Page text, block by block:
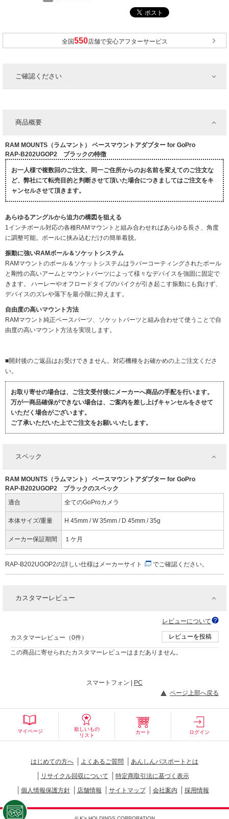
全国 店舗で安心アフターサービス
ご確認ください
商品概要
RAM MOUNTS（ラムマント） ベースマウントアダプター for GoPro
RAP-B202UGOP2 ブラックの特徴
お一人様で複数回のご注文、同一ご住所からのお名前を変えてのご注文な
ど、弊社にて転売目的と判断させて頂いた場合につきましてはご注文をキ
ャンセルさせて頂きます。
あらゆるアングルから迫力の構図を狙える
1インチボール対応の各種RAMマウントと組み合わせればあらゆる長さ、角度
に調整可能。ボールに挟み込むだけの簡単着脱。
振動に強いRAMボール＆ソケットシステム
RAMマウントのボール＆ソケットシステムはラバーコーティングされたボール
と剛性の高いアームとマウントパーツによって様々なデバイスを強固に固定で
きます。 ハーレーやオフロードタイプのバイクが引き起こす振動にも負けず、
デバイスのズレや落下を最小限に抑えます。
自由度の高いマウント方法
RAMマウント純正ベースパーツ、ソケットパーツと組み合わせて使うことで自
由度の高いマウント方法を実現します。
■開封後のご返品はお受けできません。対応機種をお確かめの上ご注文くださ
い。
お取り寄せの場合は、ご注文受付後にメーカーへ商品の手配を行います。
万が一商品確保ができない場合は、ご案内を差し上げキャンセルをさせて
いただく場合がございます。
ご了承いただいた上でご注文をお願いいたします。
スペック
RAM MOUNTS（ラムマント） ベースマウントアダプター for GoPro
RAP-B202UGOP2 ブラックのスペック
適合
全てのGoProカメラ
本体サイズ/重量 H 45mm / W 35mm / D 45mm / 35g
メーカー保証期間 １ケ月
RAP-B202UGOP2の詳しい仕様は メーカーサイト でご確認ください。
カスタマーレビュー
レビューについて
カスタマーレビュー（0件） レビューを投稿
この商品に寄せられたカスタマーレビューはまだありません。
スマートフォン |
PC
ページ上部へ戻る
マイページ
欲しいもの
リスト
カート ログイン
はじめての方へ よくあるご質問
あんしんパスポートとは
リサイクル回収について
特定商取引法に基づく表示
個人情報保護方針
店舗情報 サイトマップ 会社案内 採用情報